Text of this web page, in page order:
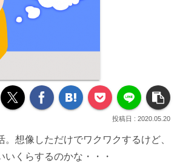
2020.05.20
。想像しただけでワクワクするけど、
いくらするのかな ・・・